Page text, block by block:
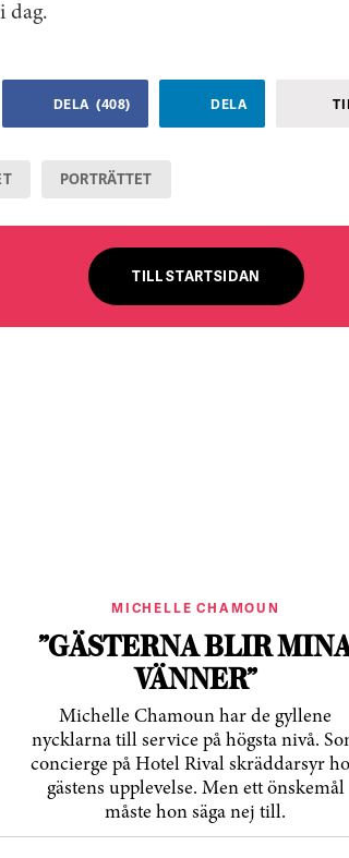
dag.
DELA (408) DELA
PORTRÄTTET
TILL STARTSIDAN
MICHELLE CHAMOUN
”GÄSTERNA BLIR
VÄNNER”
Michelle Chamoun har de gyllene
nycklarna till service på högsta nivå.
concierge på Hotel Rival skräddarsyr
gästens upp­levelse. Men ett önskemål
måste hon säga nej till.